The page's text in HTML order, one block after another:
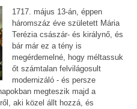
1717. május 13-án, éppen
háromszáz éve született Mária
Terézia császár- és királynő, és
bár már ez a tény is
megérdemelné, hogy méltassuk
őt számtalan felvilágosult
modernizáló - és persze
megteszik majd a
aki közel állt hozzá, és